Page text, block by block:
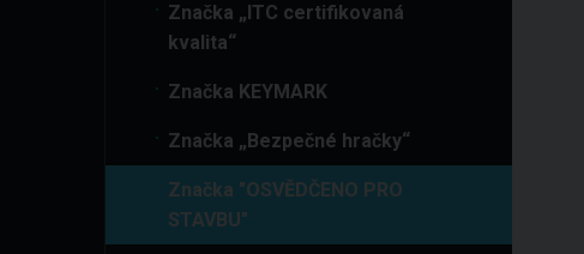
Značka „ITC certifikovaná
kvalita“
Značka KEYMARK
Značka „Bezpečné hračky“
Značka "OSVĚDČENO PRO
STAVBU"